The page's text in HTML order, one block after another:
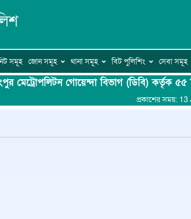
সমূহ জোন সমূহ থানা সমূহ বিট পুলিশিং সেবা সমূহ
মেট্রোপলিটন গোয়েন্দা বিভাগ (ডিবি) কর্তৃক
প্রকাশের সময়: